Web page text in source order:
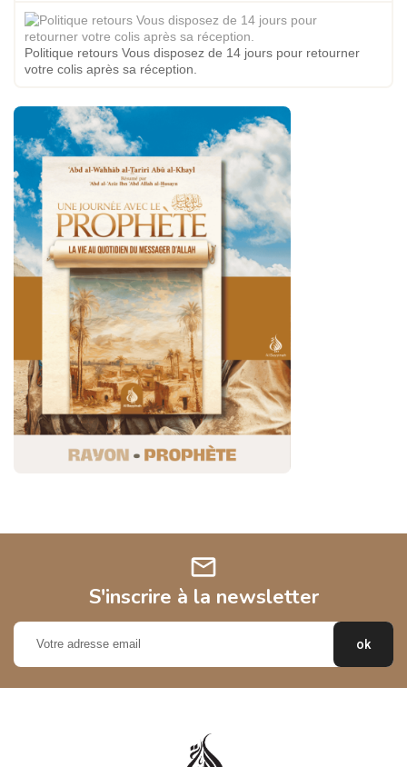
Politique retours Vous disposez de 14 jours pour retourner
votre colis après sa réception.
mail
S'inscrire à la newsletter